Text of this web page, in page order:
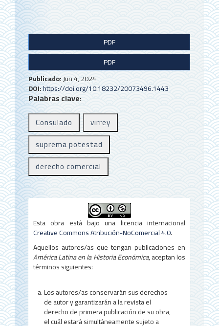
B
a
r
r
a
l
a
t
e
r
a
l
d
e
l
a
r
t
PDF
PDF
Publicado:Jun 4, 2024
DOI:https://doi.org/10.18232/20073496.1443
Palabras clave:
Consulado
virrey
suprema potestad
derecho comercial
Esta obra está bajo una licencia internacional
Creative Commons Atribución-NoComercial 4.0.
Aquellos autores/as que tengan publicaciones en
América Latina en la Historia Económica, aceptan los
términos siguientes:
Los autores/as conservarán sus derechos
de autor y garantizarán a la revista el
derecho de primera publicación de su obra,
el cuál estará simultáneamente sujeto a